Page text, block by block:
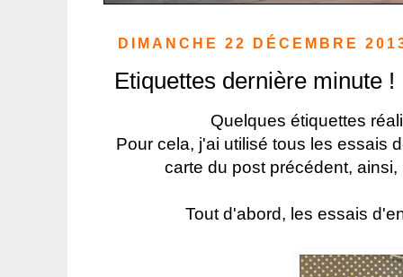
DIMANCHE 22 DÉCEMBRE
Etiquettes dernière minute !
Quelques étiquettes
Pour cela, j'ai utilisé tous les essais
carte du post précédent,
Tout d'abord, les essais